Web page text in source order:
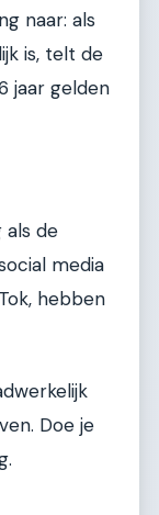
naar: als
is, telt de
jaar gelden
als de
media
hebben
Doe je